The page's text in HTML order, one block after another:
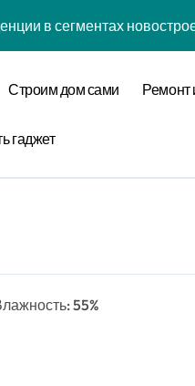
в сегментах
улице 24
металлопроката
бизнес-класса у метро
для современного
и сервисных
Строим дом сами Ремонт
гаджет
55%